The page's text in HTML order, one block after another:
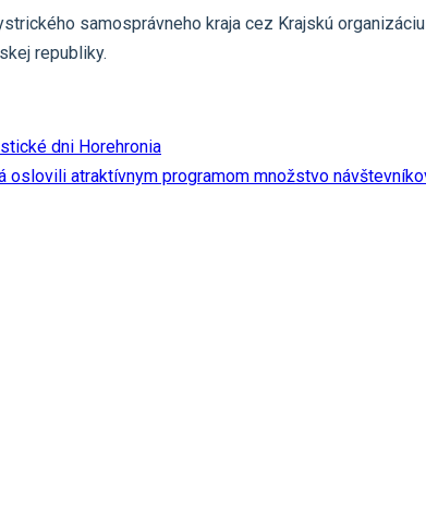
samosprávneho kraja cez Krajskú
republiky.
dni Horehronia
oslovili atraktívnym programom množstvo